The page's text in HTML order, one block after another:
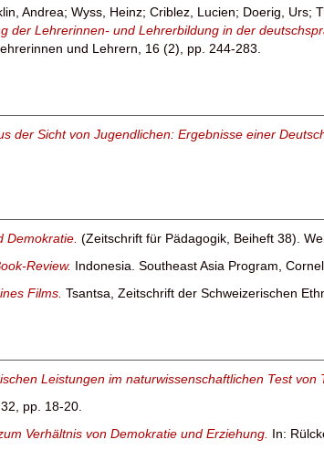
Andrea; Wyss, Heinz; Criblez, Lucien; Doerig, Urs;
der Lehrerinnen- und Lehrerbildung in der
und Lehrern, 16 (2), pp. 244-283.
der Sicht von Jugendlichen: Ergebnisse einer
Demokratie. (Zeitschrift für Pädagogik, Beiheft 38).
Review. Indonesia. Southeast Asia Program,
Films. Tsantsa, Zeitschrift der Schweizerischen
Leistungen im naturwissenschaftlichen Test von
pp. 18-20.
Verhältnis von Demokratie und Erziehung. In: